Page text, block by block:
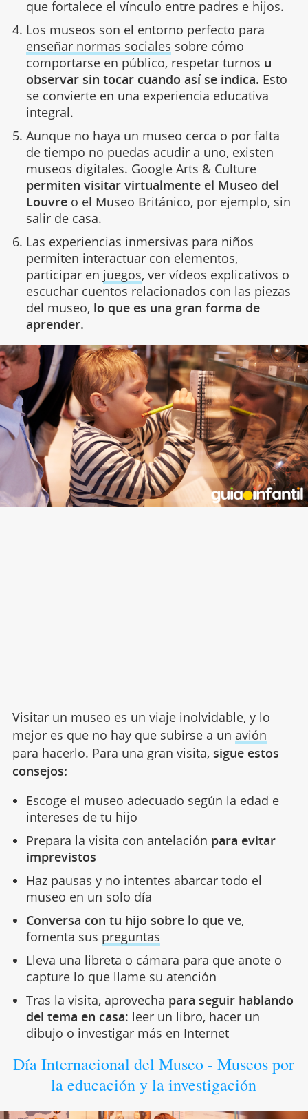
que fortalece el vínculo entre padres e hijos.
Los museos son el entorno perfecto para
enseñar normas sociales sobre cómo
comportarse en público, respetar turnos u
observar sin tocar cuando así se indica. Esto
se convierte en una experiencia educativa
integral.
Aunque no haya un museo cerca o por falta
de tiempo no puedas acudir a uno, existen
museos digitales. Google Arts & Culture
permiten visitar virtualmente el Museo del
Louvreo el Museo Británico, por ejemplo, sin
salir de casa.
Las experiencias inmersivas para niños
permiten interactuar con elementos,
participar en juegos, ver vídeos explicativos o
escuchar cuentos relacionados con las piezas
del museo, lo que es una gran forma de
aprender.
Visitar un museo es un viaje inolvidable, y lo
mejor es que no hay que subirse a un avión
para hacerlo. Para una gran visita, sigue estos
consejos:
Escoge el museo adecuado según la edad e
intereses de tu hijo
Prepara la visita con antelación para evitar
imprevistos
Haz pausas y no intentes abarcar todo el
museo en un solo día
Conversa con tu hijo sobre lo que ve,
fomenta sus preguntas
Lleva una libreta o cámara para que anote o
capture lo que llame su atención
Tras la visita, aprovecha para seguir hablando
del tema en casa: leer un libro, hacer un
dibujo o investigar más en Internet
Día Internacional del Museo - Museos por
la educación y la investigación